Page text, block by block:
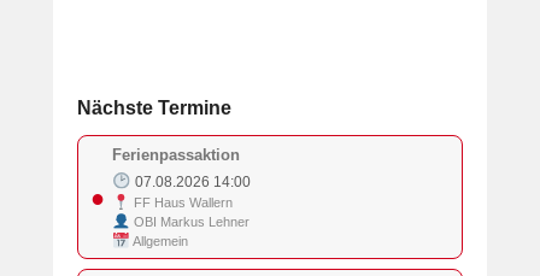
Nächste Termine
●
Ferienpassaktion
07.08.2026 14:00
FF Haus Wallern
OBI Markus Lehner
Allgemein